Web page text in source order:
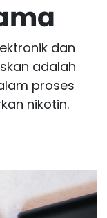
dan
adalah
proses
nikotin.